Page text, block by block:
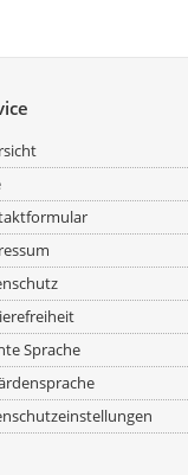
Sprache